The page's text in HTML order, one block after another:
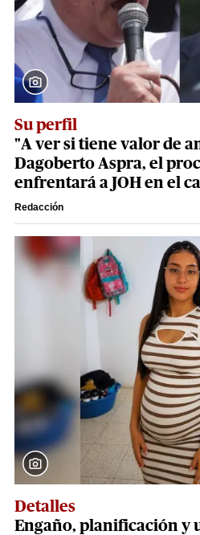
Su perfil
"A ver si tiene valor de
Dagoberto Aspra, el
enfrentará a JOH en el
Redacción
Detalles
Engaño, planificación y